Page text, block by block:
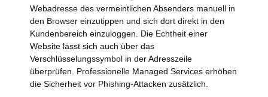
Webadresse des vermeintlichen Absenders manuell in
den Browser einzutippen und sich dort direkt in den
Kundenbereich einzuloggen. Die Echtheit einer
Website lässt sich auch über das
Verschlüsselungssymbol in der Adresszeile
überprüfen. Professionelle Managed Services erhöhen
die Sicherheit vor Phishing-Attacken zusätzlich.